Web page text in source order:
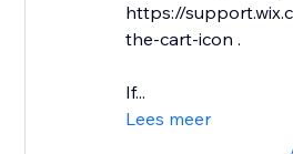
https://
the-cart-icon .
If...
Lees meer